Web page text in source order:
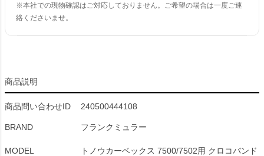
※本社での現物確認はご対応しておりません。ご希望の場合は一度ご連
絡くださいませ。
商品説明
商品問い合わせID 240500444108
BRAND フランクミュラー
MODEL トノウカーベックス 7500/7502用 クロコバンド